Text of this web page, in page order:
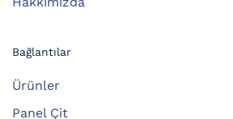
Bağlantılar
Ürünler
Panel Çit